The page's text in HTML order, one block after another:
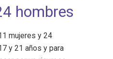
hombres
mujeres y 24
y 21 años y para